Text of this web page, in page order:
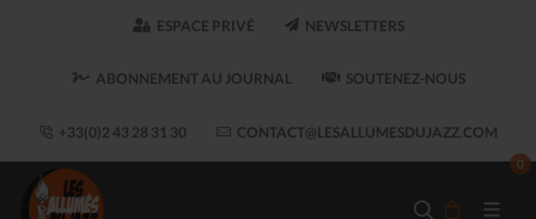
ESPACE PRIVÉ NEWSLETTERS
ABONNEMENT AU JOURNAL SOUTENEZ-NOUS
+33(0)2 43 28 31 30 CONTACT@LESALLUMESDUJAZZ.COM
0